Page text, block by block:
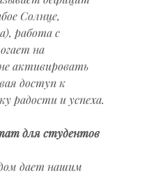
Солнце,
работа с
на
активировать
доступ к
радости и успеха.
для студентов
дает нашим